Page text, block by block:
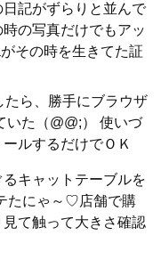
記がずらりと並んで
の写真だけでもアッ
その時を生きてた証
ら、勝手にブラウザ
いた（@@;） 使いづ
ルするだけでＯＫ
キャットテーブルを
たにゃ～♡店舗で購
て触って大きさ確認